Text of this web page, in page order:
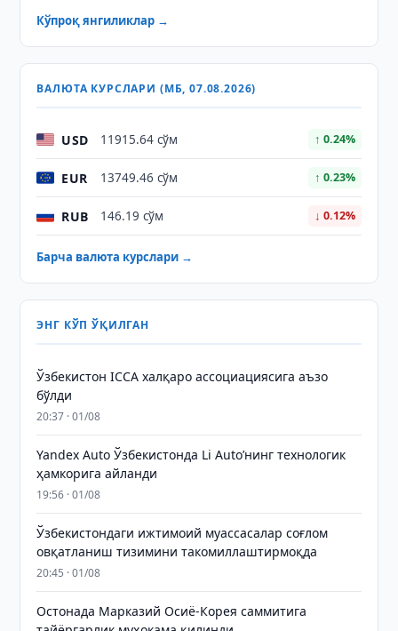
Кўпроқ янгиликлар →
ВАЛЮТА КУРСЛАРИ (МБ, 07.08.2026)
USD 11915.64 сўм ↑ 0.24%
EUR 13749.46 сўм ↑ 0.23%
RUB 146.19 сўм ↓ 0.12%
Барча валюта курслари →
ЭНГ КЎП ЎҚИЛГАН
Ўзбекистон ICCA халқаро ассоциациясига аъзо
бўлди
20:37 · 01/08
Yandex Auto Ўзбекистонда Li Auto’нинг технологик
ҳамкорига айланди
19:56 · 01/08
Ўзбекистондаги ижтимоий муассасалар соғлом
овқатланиш тизимини такомиллаштирмоқда
20:45 · 01/08
Остонада Марказий Осиё-Корея саммитига